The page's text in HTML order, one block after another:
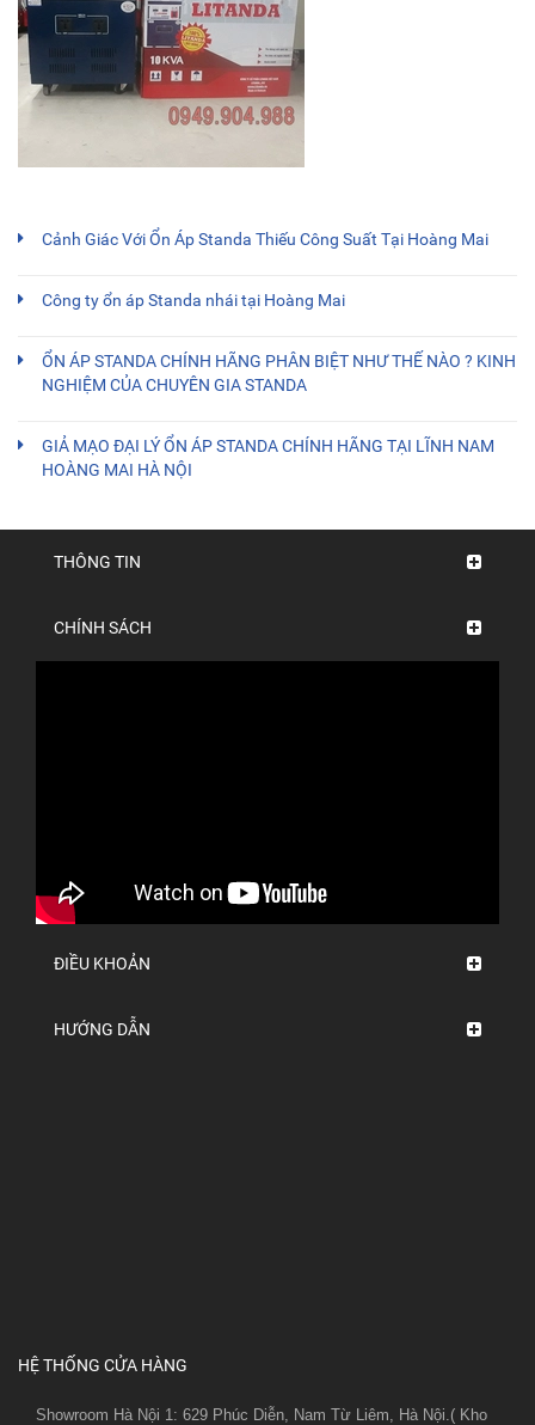
Cảnh Giác Với Ổn Áp Standa Thiếu Công Suất Tại Hoàng Mai
Công ty ổn áp Standa nhái tại Hoàng Mai
ỔN ÁP STANDA CHÍNH HÃNG PHÂN BIỆT NHƯ THẾ NÀO ? KINH
NGHIỆM CỦA CHUYÊN GIA STANDA
GIẢ MẠO ĐẠI LÝ ỔN ÁP STANDA CHÍNH HÃNG TẠI LĨNH NAM
HOÀNG MAI HÀ NỘI
THÔNG TIN
CHÍNH SÁCH
ĐIỀU KHOẢN
HƯỚNG DẪN
HỆ THỐNG CỬA HÀNG
Showroom Hà Nội 1: 629 Phúc Diễn, Nam Từ Liêm, Hà Nội.( Kho